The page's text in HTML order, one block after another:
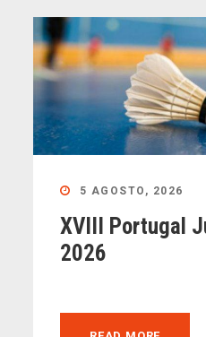
5 AGOSTO, 2026
XVIII Portugal
2026